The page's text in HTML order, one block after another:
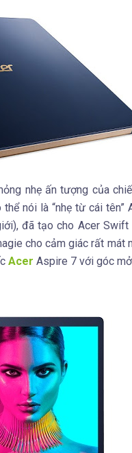
nhẹ ấn tượng của
nói là “nhẹ từ cái tên”
đã tạo cho Acer
cho cảm giác rất mát
Acer Aspire 7 với góc